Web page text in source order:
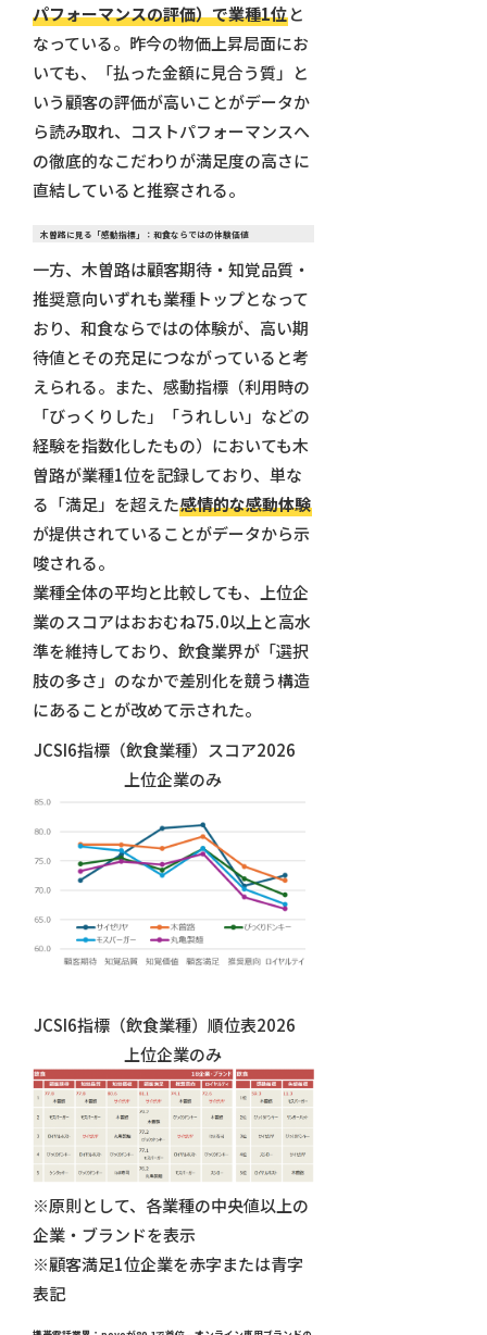
パフォーマンスの評価）で業種1位と
なっている。昨今の物価上昇局面にお
いても、「払った金額に見合う質」と
いう顧客の評価が高いことがデータか
ら読み取れ、コストパフォーマンスへ
の徹底的なこだわりが満足度の高さに
直結していると推察される。
木曽路に見る「感動指標」：和食ならではの体験価値
一方、木曽路は顧客期待・知覚品質・
推奨意向いずれも業種トップとなって
おり、和食ならではの体験が、高い期
待値とその充足につながっていると考
えられる。また、感動指標（利用時の
「びっくりした」「うれしい」などの
経験を指数化したもの）においても木
曽路が業種1位を記録しており、単な
る「満足」を超えた感情的な感動体験
が提供されていることがデータから示
唆される。
業種全体の平均と比較しても、上位企
業のスコアはおおむね75.0以上と高水
準を維持しており、飲食業界が「選択
肢の多さ」のなかで差別化を競う構造
にあることが改めて示された。
JCSI6指標（飲食業種）スコア2026
上位企業のみ
JCSI6指標（飲食業種）順位表2026
上位企業のみ
※原則として、各業種の中央値以上の
企業・ブランドを表示
※顧客満足1位企業を赤字または青字
表記